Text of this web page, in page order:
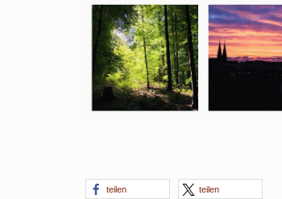
teilen teilen